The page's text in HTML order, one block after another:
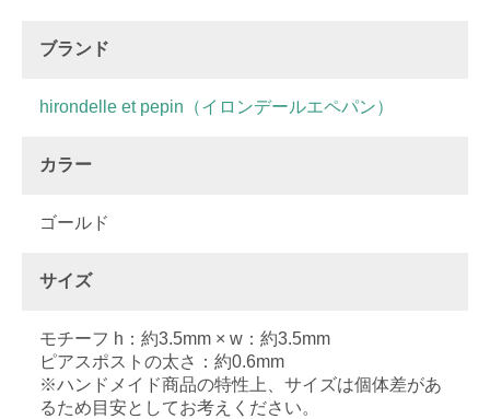
ブランド
hirondelle et pepin（イロンデールエペパン）
カラー
ゴールド
サイズ
モチーフ h：約3.5mm × w：約3.5mm
ピアスポストの太さ：約0.6mm
※ハンドメイド商品の特性上、サイズは個体差があ
るため目安としてお考えください。